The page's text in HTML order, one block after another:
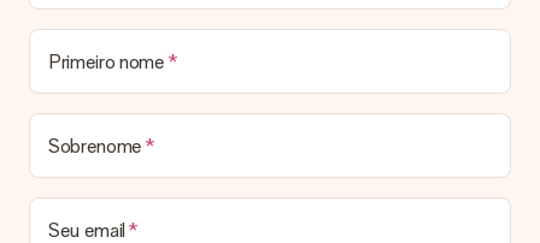
O meu presente vai embrulhado?
De momento, ainda não oferecemos um serviço de embrulho.
Entregamos todos os nossos presentes numa embalagem
destinatário.
Prazo de entrega, opções de entrega e portes
de envio
Primeiro nome
Sobrenome
Seu email